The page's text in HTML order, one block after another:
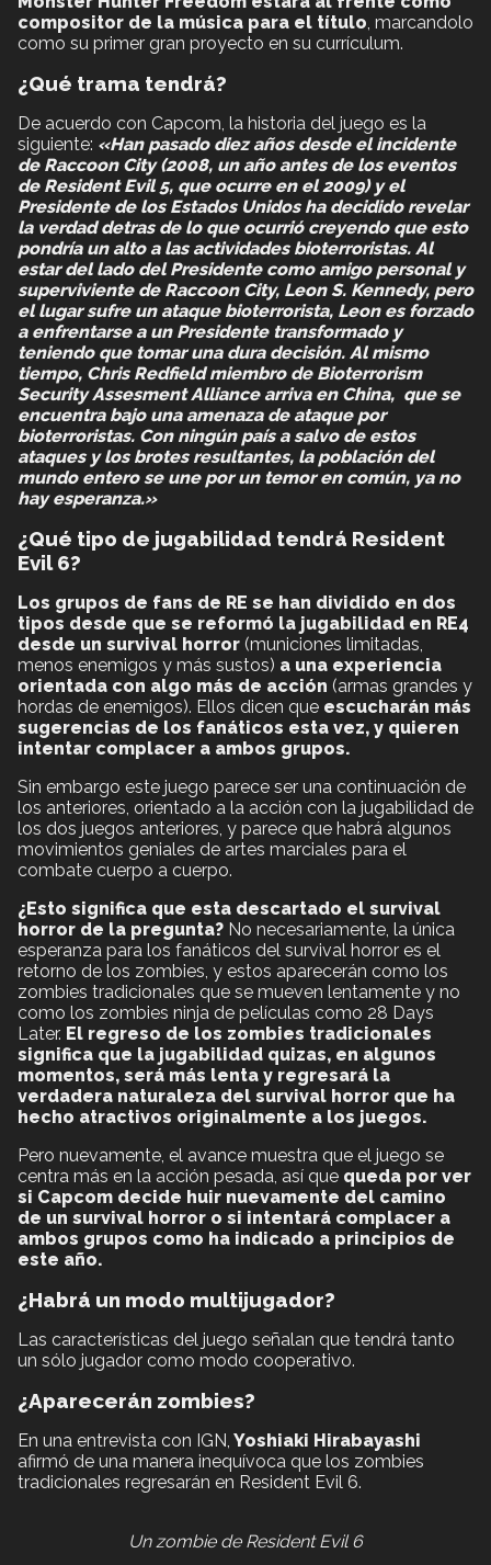
compositor de la música para el título , marcandolo
como su primer gran proyecto en su currículum.
¿Qué trama tendrá?
De acuerdo con Capcom, la historia del juego es la
siguiente: «Han pasado diez años desde el incidente
de Raccoon City (2008, un año antes de los eventos
de Resident Evil 5, que ocurre en el 2009) y el
Presidente de los Estados Unidos ha decidido revelar
la verdad detras de lo que ocurrió creyendo que esto
pondría un alto a las actividades bioterroristas. Al
estar del lado del Presidente como amigo personal y
superviviente de Raccoon City, Leon S. Kennedy, pero
el lugar sufre un ataque bioterrorista, Leon es forzado
a enfrentarse a un Presidente transformado y
teniendo que tomar una dura decisión. Al mismo
tiempo, Chris Redfield miembro de Bioterrorism
Security Assesment Alliance arriva en China, que se
encuentra bajo una amenaza de ataque por
bioterroristas. Con ningún país a salvo de estos
ataques y los brotes resultantes, la población del
mundo entero se une por un temor en común, ya no
hay esperanza.»
¿Qué tipo de jugabilidad tendrá Resident
Evil 6?
Los grupos de fans de RE se han dividido en dos
tipos desde que se reformó la jugabilidad en RE4
desde un survival horror (municiones limitadas,
menos enemigos y más sustos) a una experiencia
orientada con algo más de acción (armas grandes y
hordas de enemigos). Ellos dicen que escucharán más
sugerencias de los fanáticos esta vez, y quieren
intentar complacer a ambos grupos.
Sin embargo este juego parece ser una continuación de
los anteriores, orientado a la acción con la jugabilidad de
los dos juegos anteriores, y parece que habrá algunos
movimientos geniales de artes marciales para el
combate cuerpo a cuerpo.
¿Esto significa que esta descartado el survival
horror de la pregunta? No necesariamente, la única
esperanza para los fanáticos del survival horror es el
retorno de los zombies, y estos aparecerán como los
zombies tradicionales que se mueven lentamente y no
como los zombies ninja de películas como 28 Days
Later. El regreso de los zombies tradicionales
significa que la jugabilidad quizas, en algunos
momentos, será más lenta y regresará la
verdadera naturaleza del survival horror que ha
hecho atractivos originalmente a los juegos.
Pero nuevamente, el avance muestra que el juego se
centra más en la acción pesada, así que queda por ver
si Capcom decide huir nuevamente del camino
de un survival horror o si intentará complacer a
ambos grupos como ha indicado a principios de
este año.
¿Habrá un modo multijugador?
Las características del juego señalan que tendrá tanto
un sólo jugador como modo cooperativo.
¿Aparecerán zombies?
En una entrevista con IGN, Yoshiaki Hirabayashi
afirmó de una manera inequívoca que los zombies
tradicionales regresarán en Resident Evil 6.
Un zombie de Resident Evil 6